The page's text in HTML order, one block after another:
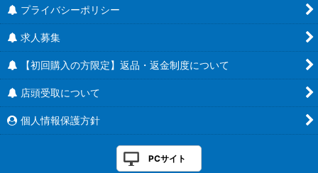
プライバシーポリシー
求人募集
【初回購入の方限定】返品・返金制度について
店頭受取について
個人情報保護方針
PCサイト